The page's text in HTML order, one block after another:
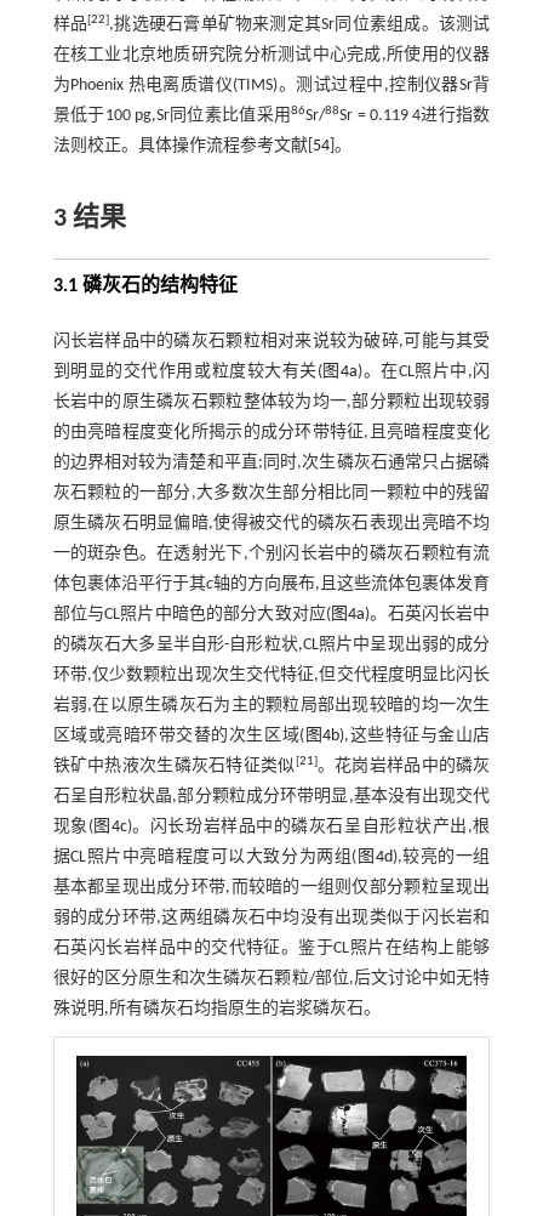
样品[22],挑选硬石膏单矿物来测定其Sr同位素组成。该测试
在核工业北京地质研究院分析测试中心完成,所使用的仪器
为Phoenix 热电离质谱仪(TIMS)。测试过程中,控制仪器Sr背
景低于100 pg,Sr同位素比值采用86Sr/88Sr = 0.119 4进行指数
法则校正。具体操作流程参考文献[ 54]。
3 结果
3.1 磷灰石的结构特征
闪长岩样品中的磷灰石颗粒相对来说较为破碎,可能与其受
到明显的交代作用或粒度较大有关(图4a)。在CL照片中,闪
长岩中的原生磷灰石颗粒整体较为均一,部分颗粒出现较弱
的由亮暗程度变化所揭示的成分环带特征,且亮暗程度变化
的边界相对较为清楚和平直;同时,次生磷灰石通常只占据磷
灰石颗粒的一部分,大多数次生部分相比同一颗粒中的残留
原生磷灰石明显偏暗,使得被交代的磷灰石表现出亮暗不均
一的斑杂色。在透射光下,个别闪长岩中的磷灰石颗粒有流
体包裹体沿平行于其c轴的方向展布,且这些流体包裹体发育
部位与CL照片中暗色的部分大致对应(图4a)。石英闪长岩中
的磷灰石大多呈半自形-自形粒状,CL照片中呈现出弱的成分
环带,仅少数颗粒出现次生交代特征,但交代程度明显比闪长
岩弱,在以原生磷灰石为主的颗粒局部出现较暗的均一次生
区域或亮暗环带交替的次生区域( 图4b),这些特征与金山店
铁矿中热液次生磷灰石特征类似[21]。花岗岩样品中的磷灰
石呈自形粒状晶,部分颗粒成分环带明显,基本没有出现交代
现象(图4c)。闪长玢岩样品中的磷灰石呈自形粒状产出,根
据CL照片中亮暗程度可以大致分为两组( 图4d),较亮的一组
基本都呈现出成分环带,而较暗的一组则仅部分颗粒呈现出
弱的成分环带,这两组磷灰石中均没有出现类似于闪长岩和
石英闪长岩样品中的交代特征。鉴于CL照片在结构上能够
很好的区分原生和次生磷灰石颗粒/部位,后文讨论中如无特
殊说明,所有磷灰石均指原生的岩浆磷灰石。